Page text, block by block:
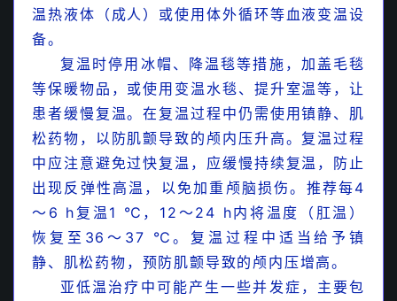
一文详解类百日咳综合征的诊治
温热液体（成人）或使用体外循环等血液变温设
备。
复温时停用冰帽、降温毯等措施，加盖毛毯
等保暖物品，或使用变温水毯、提升室温等，让
患者缓慢复温。在复温过程中仍需使用镇静、肌
松药物，以防肌颤导致的颅内压升高。 复温过程
中应注意避免过快复温，应缓慢持续复温，防止
出现反弹性高温，以免加重颅脑损伤。推荐每4
～6 h复温1 ℃，12～24 h内将温度（肛温）
恢复至36～37 ℃。复温过程中适当给予镇
静、肌松药物，预防肌颤导致的颅内压增高。
亚低温治疗中可能产生一些并发症，主要包